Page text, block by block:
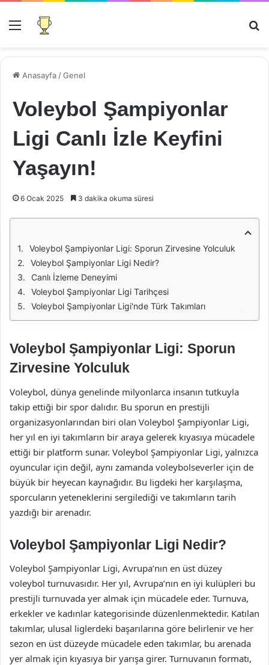
Menü
Anasayfa /Genel
Voleybol Şampiyonlar
Ligi Canlı İzle Keyfini
Yaşayın!
6 Ocak 2025 3 dakika okuma süresi
Voleybol Şampiyonlar Ligi: Sporun Zirvesine Yolculuk
Voleybol Şampiyonlar Ligi Nedir?
Canlı İzleme Deneyimi
Voleybol Şampiyonlar Ligi Tarihçesi
Voleybol Şampiyonlar Ligi'nde Türk Takımları
Voleybol Şampiyonlar Ligi: Sporun
Zirvesine Yolculuk
Voleybol, dünya genelinde milyonlarca insanın tutkuyla
takip ettiği bir spor dalıdır. Bu sporun en prestijli
organizasyonlarından biri olan Voleybol Şampiyonlar Ligi,
her yıl en iyi takımların bir araya gelerek kıyasıya mücadele
ettiği bir platform sunar. Voleybol Şampiyonlar Ligi, yalnızca
oyuncular için değil, aynı zamanda voleybolseverler için de
büyük bir heyecan kaynağıdır. Bu ligdeki her karşılaşma,
sporcuların yeteneklerini sergilediği ve takımların tarih
yazdığı bir arenadır.
Voleybol Şampiyonlar Ligi Nedir?
Voleybol Şampiyonlar Ligi, Avrupa’nın en üst düzey
voleybol turnuvasıdır. Her yıl, Avrupa’nın en iyi kulüpleri bu
prestijli turnuvada yer almak için mücadele eder. Turnuva,
erkekler ve kadınlar kategorisinde düzenlenmektedir. Katılan
takımlar, ulusal liglerdeki başarılarına göre belirlenir ve her
sezon en üst düzeyde mücadele eden takımlar, bu arenada
yer almak için kıyasıya bir yarışa girer. Turnuvanın formatı,